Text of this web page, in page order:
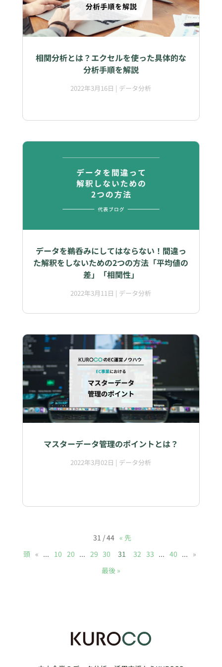
相関分析とは？エクセルを使った具体的な
分析手順を解説
2022年3月16日 | データ分析
データを鵜呑みにしてはならない！間違っ
た解釈をしないための2つの方法「平均値の
差」「相関性」
2022年3月11日 | データ分析
マスターデータ管理のポイントとは？
2022年3月02日 | データ分析
31 / 44 « 先
頭 « ... 10 20 ... 29 30 31 32 33 ... 40 ... »
最後 »